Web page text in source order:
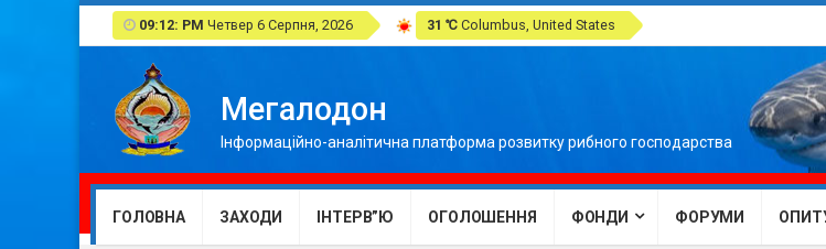
09:12: PM Четвер 6 Серпня, 2026 31 ℃ Columbus, United States
Мегалодон
Інформаційно-аналітична платформа розвитку рибного господарства
ГОЛОВНА ЗАХОДИ ІНТЕРВ”Ю ОГОЛОШЕННЯ ФОНДИ ФОРУМИ